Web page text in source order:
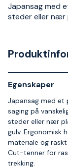
Japansag med
steder eller nær
Egenskaper
Japansag med et
saging på
steder eller nær
gulv. Ergonomisk
materiale og
Cut-tenner for
trekking.